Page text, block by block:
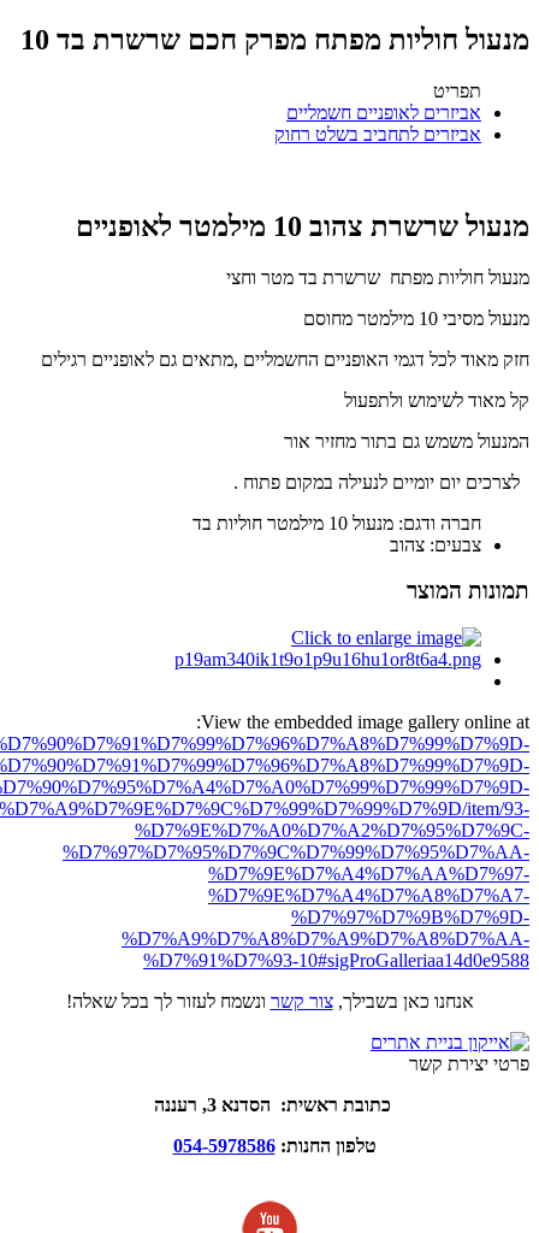
מנעול חוליות מפתח מפרק חכם שרשרת בד 10
תפריט
אביזרים לאופניים חשמליים
אביזרים לתחביב בשלט רחוק
מנעול שרשרת צהוב 10 מילמטר לאופניים
מנעול חוליות מפתח שרשרת בד מטר וחצי
מנעול מסיבי 10 מילמטר מחוסם
חזק מאוד לכל דגמי האופניים החשמליים ,מתאים גם לאופניים רגילים
קל מאוד לשימוש ולתפעול
המנעול משמש גם בתור מחזיר אור
לצרכים יום יומיים לנעילה במקום פתוח .
חברה ודגם: מנעול 10 מילמטר חוליות בד
צבעים: צהוב
תמונות המוצר
View the embedded image gallery online at:
item/93-
%D7%9E%D7%A0%D7%A2%D7%95%D7%9C-
%D7%97%D7%95%D7%9C%D7%99%D7%95%D7%AA-
%D7%9E%D7%A4%D7%AA%D7%97-
%D7%9E%D7%A4%D7%A8%D7%A7-
%D7%97%D7%9B%D7%9D-
%D7%A9%D7%A8%D7%A9%D7%A8%D7%AA-
%D7%91%D7%93-10#sigProGalleriaa14d0e9588
אנחנו כאן בשבילך,צור קשר ונשמח לעזור לך בכל שאלה!
פרטי יצירת קשר
כתובת ראשית: הסדנא 3, רעננה
טלפון החנות:054-5978586